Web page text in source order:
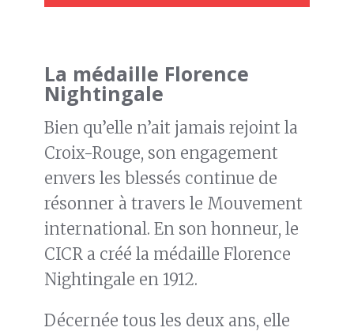
La médaille Florence
Nightingale
Bien qu’elle n’ait jamais rejoint la
Croix-Rouge, son engagement
envers les blessés continue de
résonner à travers le Mouvement
international. En son honneur, le
CICR a créé la médaille Florence
Nightingale en 1912.
Décernée tous les deux ans, elle